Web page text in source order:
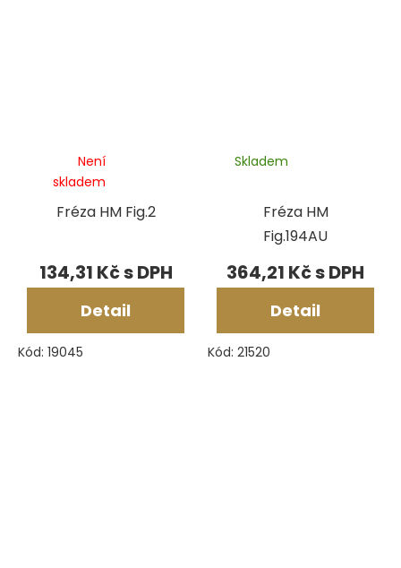
Fréza HM Fig.2
Není
skladem
134,31 Kč
Detail
Kód: 19045
Fréza HM
Fig.194AU
Skladem
364,21 Kč
Detail
Kód: 21520